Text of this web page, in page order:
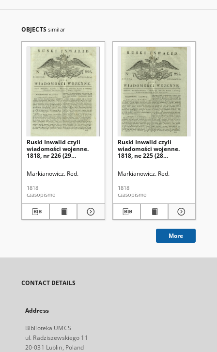
OBJECTS similar
Ruski Inwalid czyli
wiadomości wojenne.
1818, nr 226 (29
Markianowicz. Red.
1818
czasopismo
Ruski Inwalid czyli
wiadomości wojenne.
1818, ne 225 (28
Markianowicz. Red.
1818
czasopismo
More
CONTACT DETAILS
Address
Biblioteka UMCS
ul. Radziszewskiego 11
20-031 Lublin, Poland